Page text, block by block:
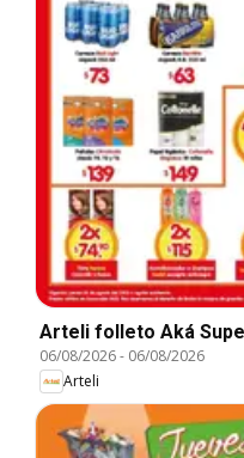
Arteli folleto Aká
06/08/2026- 06/08/2026
Arteli